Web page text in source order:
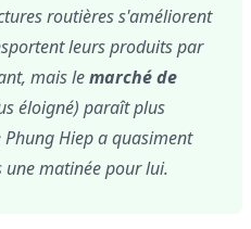
routières s'améliorent
leurs produits par
mais lemarché de
éloigné) paraît plus
Hiep a quasiment
matinée pour lui.